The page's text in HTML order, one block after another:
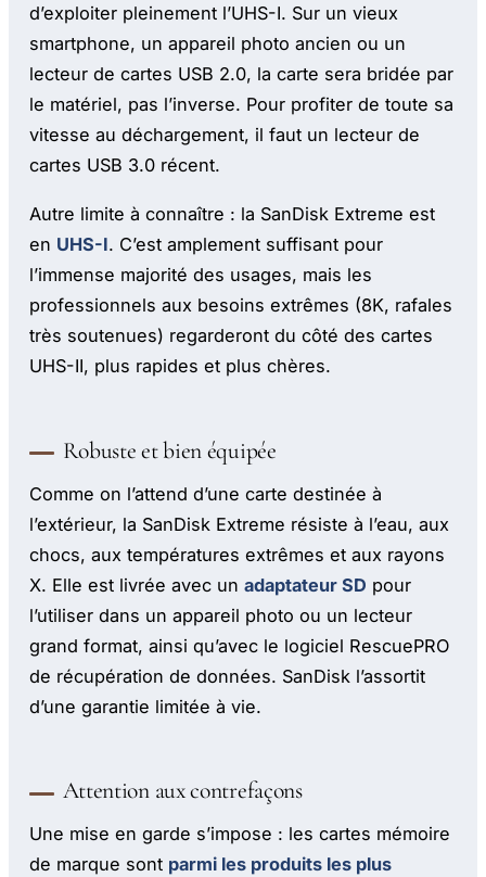
d’exploiter pleinement l’UHS-I. Sur un vieux
smartphone, un appareil photo ancien ou un
lecteur de cartes USB 2.0, la carte sera bridée par
le matériel, pas l’inverse. Pour profiter de toute sa
vitesse au déchargement, il faut un lecteur de
cartes USB 3.0 récent.
Autre limite à connaître : la SanDisk Extreme est
en UHS-I. C’est amplement suffisant pour
l’immense majorité des usages, mais les
professionnels aux besoins extrêmes (8K, rafales
très soutenues) regarderont du côté des cartes
UHS-II, plus rapides et plus chères.
Robuste et bien équipée
Comme on l’attend d’une carte destinée à
l’extérieur, la SanDisk Extreme résiste à l’eau, aux
chocs, aux températures extrêmes et aux rayons
X. Elle est livrée avec unadaptateur SD pour
l’utiliser dans un appareil photo ou un lecteur
grand format, ainsi qu’avec le logiciel RescuePRO
de récupération de données. SanDisk l’assortit
d’une garantie limitée à vie.
Attention aux contrefaçons
Une mise en garde s’impose : les cartes mémoire
de marque sont parmi les produits les plus